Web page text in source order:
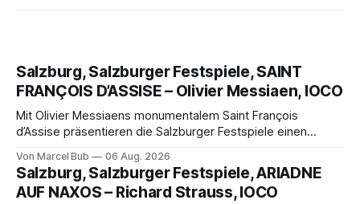
Salzburg, Salzburger Festspiele, SAINT
FRANÇOIS D’ASSISE – Olivier Messiaen, IOCO
Mit Olivier Messiaens monumentalem Saint François
d’Assise präsentieren die Salzburger Festspiele einen
eine bildgewaltige Inszenierung, Maxime Pascal entfaltet
die komplexe Partitur eindrucksvoll, Philippe Sly berührt als
Franziskus.
Von Marcel Bub 06 Aug. 2026
Salzburg, Salzburger Festspiele, ARIADNE
AUF NAXOS – Richard Strauss, IOCO